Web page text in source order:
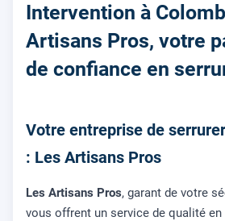
Intervention à
Artisans Pros, votre
de confiance en
Votre entreprise de
: Les Artisans Pros
Les Artisans Pros, garant de votre
vous offrent un service de qualité en